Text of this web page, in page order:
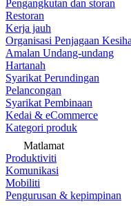
Pengangkutan dan storan
Restoran
Kerja jauh
Organisasi Penjagaan
Amalan Undang-undang
Hartanah
Syarikat Perundingan
Pelancongan
Syarikat Pembinaan
Kedai & eCommerce
Kategori produk
Matlamat
Produktiviti
Komunikasi
Mobiliti
Pengurusan & kepimpinan